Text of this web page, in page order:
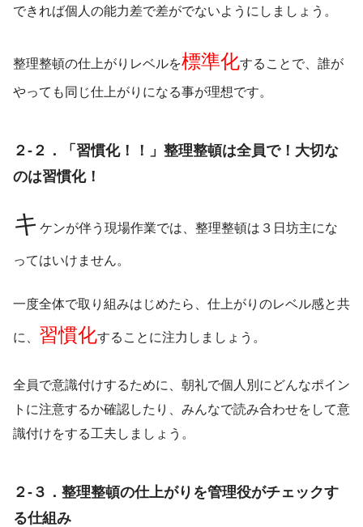
できれば個人の能力差で差がでないようにしましょう。
整理整頓の仕上がりレベルを標準化することで、誰が
やっても同じ仕上がりになる事が理想です。
２-２．「習慣化！！」整理整頓は全員で！大切な
のは習慣化！
キ ケンが伴う現場作業では、整理整頓は３日坊主にな
ってはいけません。
一度全体で取り組みはじめたら、仕上がりのレベル感と共
に、 習慣化することに注力しましょう。
全員で意識付けするために、朝礼で個人別にどんなポイン
トに注意するか確認したり、みんなで読み合わせをして意
識付けをする工夫しましょう。
２-３．整理整頓の仕上がりを管理役がチェックす
る仕組み